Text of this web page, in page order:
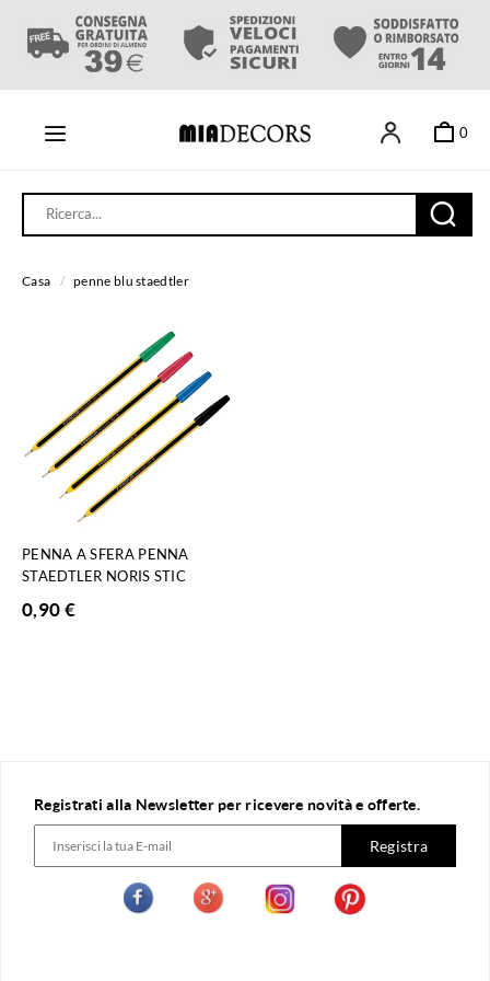
0
Casa / penne blu staedtler
PENNA A SFERA PENNA
STAEDTLER NORIS STIC
0,90€
Registrati alla Newsletter per ricevere novità e offerte.
Registra